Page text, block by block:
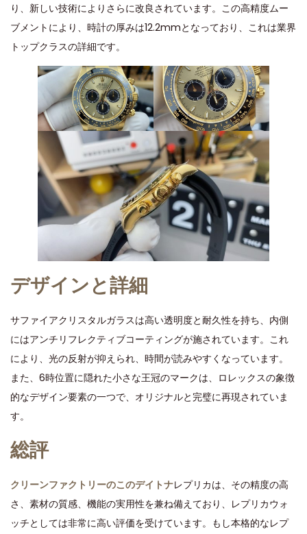
り、新しい技術によりさらに改良されています。この高精度ムー
ブメントにより、時計の厚みは12.2mmとなっており、これは業界
トップクラスの詳細です。
デザインと詳細
サファイアクリスタルガラスは高い透明度と耐久性を持ち、内側
にはアンチリフレクティブコーティングが施されています。これ
により、光の反射が抑えられ、時間が読みやすくなっています。
また、6時位置に隠れた小さな王冠のマークは、ロレックスの象徴
的なデザイン要素の一つで、オリジナルと完璧に再現されていま
す。
総評
クリーンファクトリーのこのデイトナレプリカは、その精度の高
さ、素材の質感、機能の実用性を兼ね備えており、レプリカウォ
ッチとしては非常に高い評価を受けています。もし本格的なレプ